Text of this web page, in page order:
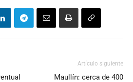
Artículo siguiente
Maullín: cerca de 400